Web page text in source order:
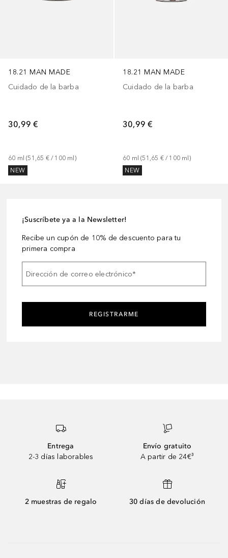
18.21 MAN MADE
Cuidado de la barba
30,99 €
60 ml (51,65 € / 100 ml )
NEW
18.21 MAN MADE
Cuidado de la barba
30,99 €
60 ml (51,65 € / 100 ml )
NEW
¡Suscríbete ya a la Newsletter!
Recibe un cupón de 10% de descuento para tu
primera compra
Dirección de correo electrónico*
REGISTRARME
Entrega
2-3 días laborables
Envío gratuito
A partir de 24€³
2 muestras de regalo 30 días de devolución